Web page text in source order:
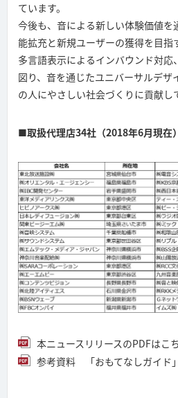
ています。
今後も、音による新しい体験価値を
能拡充と新規ユーザーの獲得を目指
多言語表示によるインバウンド対応
図り、音を通じたユニバーサルデザ
の人にやさしい社会づくりに貢献し
■取扱代理店34社（2018年6月現在）
本ニュースリリースのPDFはこ
参考資料 「おもてなしガイド